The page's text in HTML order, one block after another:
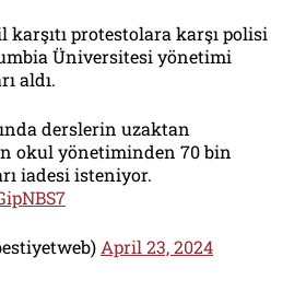
karşıtı protestolara karşı polisi
Üniversitesi yönetimi
aldı.
derslerin uzaktan
okul yönetiminden 70 bin
iadesi isteniyor.
April 23, 2024